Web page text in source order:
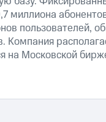
миллиона
пользователей,
Московской